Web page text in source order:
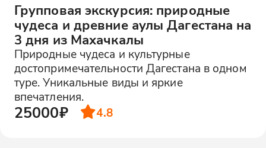
плавучие острова.
Завершение тура
Вы отправитесь в Махачкалу,
наполненные новыми впечатлениями от
этого тура.
Групповая экскурсия: природные
чудеса и древние аулы Дагестана на
3 дня из Махачкалы
Природные чудеса и культурные
достопримечательности Дагестана в одном
туре. Уникальные виды и яркие
впечатления.
25000₽ 4.8